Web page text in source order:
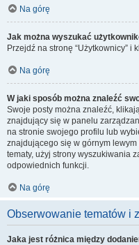
Na górę
Jak można wyszukać
Przejdź na stronę “Użytkownicy” i
Na górę
W jaki sposób można znaleźć
Swoje posty można znaleźć,
znajdujący się w panelu
na stronie swojego profilu lub
znajdującego się w górnym
tematy, użyj strony wyszukiwania
odpowiednich funkcji.
Na górę
Obserwowanie tematów i
Jaka jest różnica między